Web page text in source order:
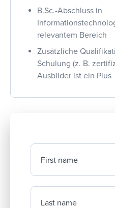
B.Sc.-Abschluss in
relevantem Bereich
Zusätzliche
Schulung (z. B.
Ausbilder ist ein Plus
First name
Last name